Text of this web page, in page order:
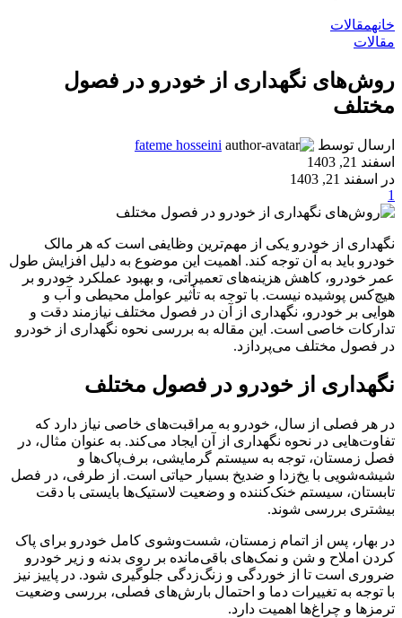
خانهمقالات
مقالات
روش‌های نگهداری از خودرو در فصول
مختلف
ارسال توسط
fateme hosseini
اسفند 21, 1403
در اسفند 21, 1403
1
نگهداری از خودرو یکی از مهم‌ترین وظایفی است که هر مالک
خودرو باید به آن توجه کند. اهمیت این موضوع به دلیل افزایش طول
عمر خودرو، کاهش هزینه‌های تعمیراتی، و بهبود عملکرد خودرو بر
هیچ‌کس پوشیده نیست. با توجه به تأثیر عوامل محیطی و آب و
هوایی بر خودرو، نگهداری از آن در فصول مختلف نیازمند دقت و
تدارکات خاصی است. این مقاله به بررسی نحوه نگهداری از خودرو
در فصول مختلف می‌پردازد.
نگهداری از خودرو در فصول مختلف
در هر فصلی از سال، خودرو به مراقبت‌های خاصی نیاز دارد که
تفاوت‌هایی در نحوه نگهداری از آن ایجاد می‌کند. به عنوان مثال، در
فصل زمستان، توجه به سیستم گرمایشی، برف‌پاک‌ها و
شیشه‌شویی با یخ‌زدا و ضدیخ بسیار حیاتی است. از طرفی، در فصل
تابستان، سیستم خنک‌کننده و وضعیت لاستیک‌ها بایستی با دقت
بیشتری بررسی شوند.
در بهار، پس از اتمام زمستان، شست‌وشوی کامل خودرو برای پاک
کردن املاح و شن و نمک‌های باقی‌مانده بر روی بدنه و زیر خودرو
ضروری است تا از خوردگی و زنگ‌زدگی جلوگیری شود. در پاییز نیز
با توجه به تغییرات دما و احتمال بارش‌های فصلی، بررسی وضعیت
ترمزها و چراغ‌ها اهمیت دارد.